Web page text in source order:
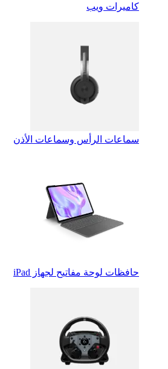
كاميرات ويب
سماعات الرأس وسماعات الأذن
حافظات لوحة مفاتيح لجهاز iPad